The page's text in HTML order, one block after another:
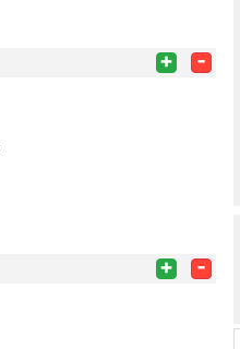
+ -
+ -